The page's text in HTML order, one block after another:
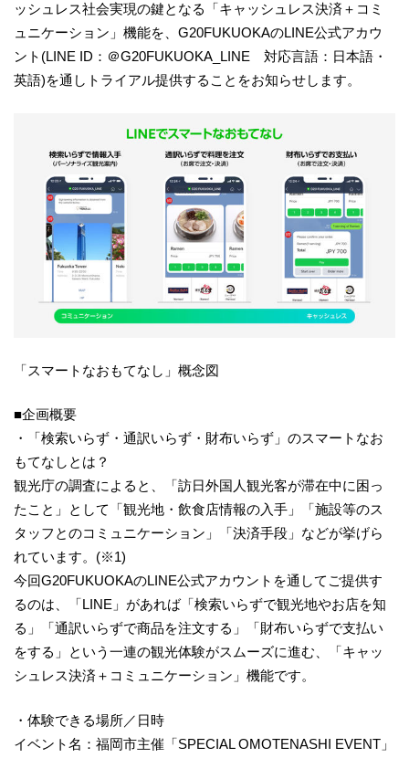
ッシュレス社会実現の鍵となる「キャッシュレス決済＋コミ
ュニケーション」機能を、G20FUKUOKAのLINE公式アカウ
ント(LINE ID：＠G20FUKUOKA_LINE 対応言語：日本語・
英語)を通しトライアル提供することをお知らせします。
「スマートなおもてなし」概念図
■企画概要
・「検索いらず・通訳いらず・財布いらず」のスマートなお
もてなしとは？
観光庁の調査によると、「訪日外国人観光客が滞在中に困っ
たこと」として「観光地・飲食店情報の入手」「施設等のス
タッフとのコミュニケーション」「決済手段」などが挙げら
れています。(※1)
今回G20FUKUOKAのLINE公式アカウントを通してご提供す
るのは、「LINE」があれば「検索いらずで観光地やお店を知
る」「通訳いらずで商品を注文する」「財布いらずで支払い
をする」という一連の観光体験がスムーズに進む、「キャッ
シュレス決済＋コミュニケーション」機能です。
・体験できる場所／日時
イベント名：福岡市主催「SPECIAL OMOTENASHI EVENT」